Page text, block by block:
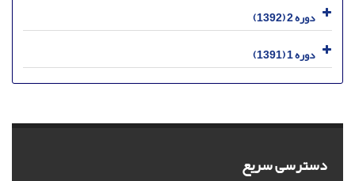
دوره 2 (1392)
دوره 1 (1391)
دسترسی سریع